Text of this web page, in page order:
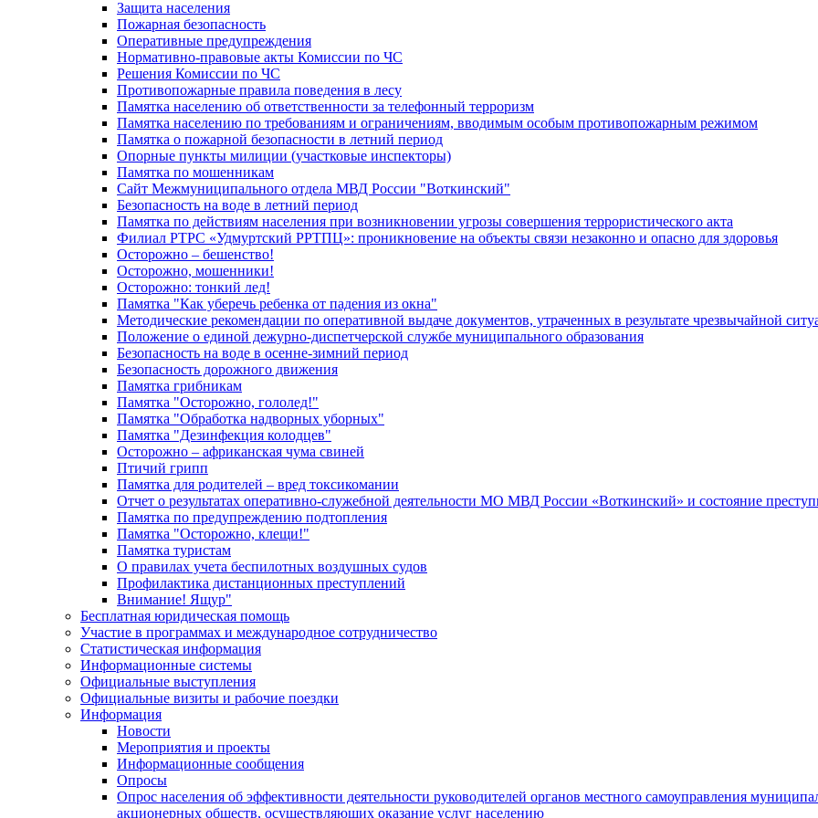
Защита населения
Пожарная безопасность
Оперативные предупреждения
Нормативно-правовые акты Комиссии по ЧС
Решения Комиссии по ЧС
Противопожарные правила поведения в лесу
Памятка населению об ответственности за телефонный терроризм
Памятка населению по требованиям и ограничениям, вводимым особым противопожарным режимом
Памятка о пожарной безопасности в летний период
Опорные пункты милиции (участковые инспекторы)
Памятка по мошенникам
Сайт Межмуниципального отдела МВД России "Воткинский"
Безопасность на воде в летний период
Памятка по действиям населения при возникновении угрозы совершения террористического акта
Филиал РТРС «Удмуртский РРТПЦ»: проникновение на объекты связи незаконно и опасно для здоровья
Осторожно – бешенство!
Осторожно, мошенники!
Осторожно: тонкий лед!
Памятка "Как уберечь ребенка от падения из окна"
Методические рекомендации по оперативной выдаче документов, утраченных в результате чрезвычайной
Положение о единой дежурно-диспетчерской службе муниципального образования
Безопасность на воде в осенне-зимний период
Безопасность дорожного движения
Памятка грибникам
Памятка "Осторожно, гололед!"
Памятка "Обработка надворных уборных"
Памятка "Дезинфекция колодцев"
Осторожно – африканская чума свиней
Птичий грипп
Памятка для родителей – вред токсикомании
Отчет о результатах оперативно-служебной деятельности МО МВД России «Воткинский» и состояние
Памятка по предупреждению подтопления
Памятка "Осторожно, клещи!"
Памятка туристам
О правилах учета беспилотных воздушных судов
Профилактика дистанционных преступлений
Внимание! Ящур"
Бесплатная юридическая помощь
Участие в программах и международное сотрудничество
Статистическая информация
Информационные системы
Официальные выступления
Официальные визиты и рабочие поездки
Информация
Новости
Мероприятия и проекты
Информационные сообщения
Опросы
Опрос населения об эффективности деятельности руководителей органов местного самоуправления
акционерных обществ, осуществляющих оказание услуг населению